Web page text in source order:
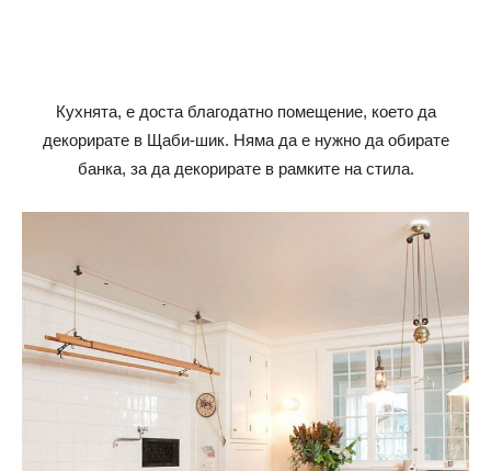
Кухнята, е доста благодатно помещение, което да
декорирате в Щаби-шик. Няма да е нужно да обирате
банка, за да декорирате в рамките на стила.